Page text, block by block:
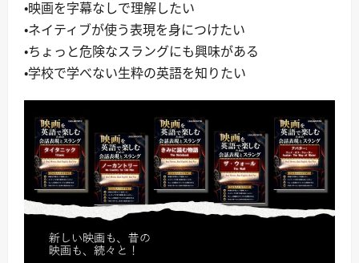
・映画を字幕なしで理解したい
・ネイティブが使う表現を身につけたい
・ちょっと危険なスラングにも興味がある
・学校で学べない生粋の英語を知りたい